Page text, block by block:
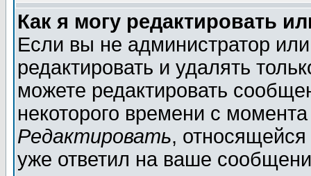
Как я могу редактировать
Если вы не администратор
редактировать и удалять
можете редактировать
некоторого времени с
Редактировать,
уже ответил на ваше